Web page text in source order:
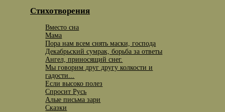
Стихотворения
Вместо сна
Мама
Пора нам всем снять маски, господа
Декабрьский сумрак, борьба за ответы
Ангел, приносящий снег.
Мы говорим друг другу колкости и
гадости...
Если высоко полез
Спросит Русь
Алые письма зари
Сказки